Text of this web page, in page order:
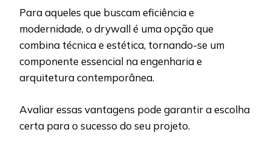
Para aqueles que buscam eficiência e
modernidade, o drywall é uma opção que
combina técnica e estética, tornando-se um
componente essencial na engenharia e
arquitetura contemporânea.
Avaliar essas vantagens pode garantir a escolha
certa para o sucesso do seu projeto.